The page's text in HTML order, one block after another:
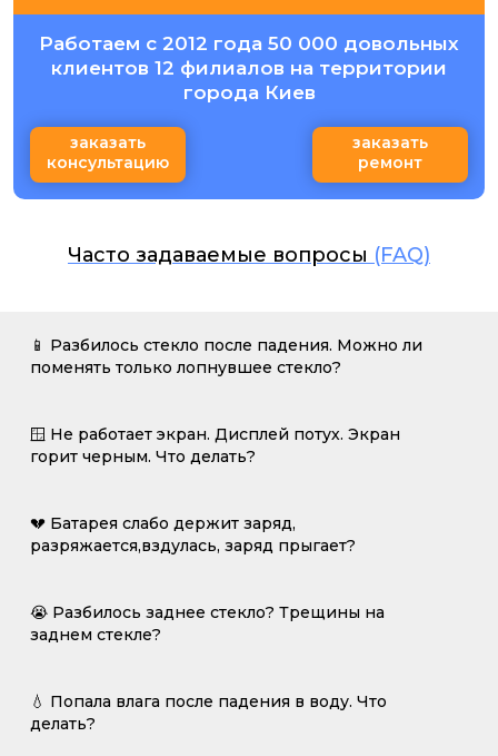
Работаем с 2012 года 50 000 довольных
клиентов 12 филиалов на территории
города Киев
заказать
консультацию
заказать
ремонт
Часто задаваемые вопросы (FAQ)
📱 Разбилось стекло после падения. Можно ли
поменять только лопнувшее стекло?
🪟 Не работает экран. Дисплей потух. Экран
горит черным. Что делать?
💔 Батарея слабо держит заряд,
разряжается,вздулась, заряд прыгает?
😭 Разбилось заднее стекло? Трещины на
заднем стекле?
💧 Попала влага после падения в воду. Что
делать?